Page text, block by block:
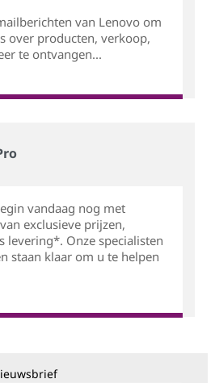
van Lenovo om
over producten, verkoop,
te ontvangen...
vandaag nog met
exclusieve prijzen,
levering*. Onze specialisten
staan klaar om u te helpen